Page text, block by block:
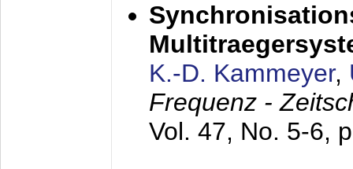
K.-D. Kammeyer,
Frequenz -
Vol. 47, No. 5-6,